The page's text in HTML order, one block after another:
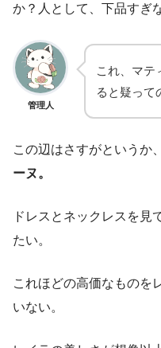
か？人として、下品すぎ
管理人
これ、マテ
ると疑って
この辺はさすがというか、
ーヌ。
ドレスとネックレスを見
たい。
これほどの高価なものを
いない。